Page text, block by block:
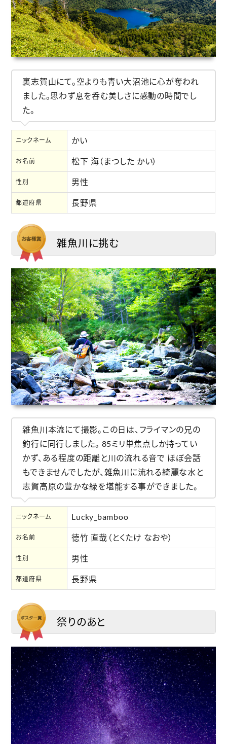
裏志賀山にて。空よりも青い大沼池に心が奪われ
ました。思わず息を呑む美しさに感動の時間でし
た。
ニックネーム かい
お名前 松下 海（まつした かい）
性別 男性
都道府県 長野県
雑魚川に挑む
雑魚川本流にて撮影。この日は、フライマンの兄の
釣行に同行しました。 85ミリ単焦点しか持ってい
かず、ある程度の距離と川の流れる音で ほぼ会話
もできませんでしたが、雑魚川に流れる綺麗な水と
志賀高原の豊かな緑を堪能する事ができました。
ニックネーム Lucky_bamboo
お名前 徳竹 直哉（とくたけ なおや）
性別 男性
都道府県 長野県
祭りのあと